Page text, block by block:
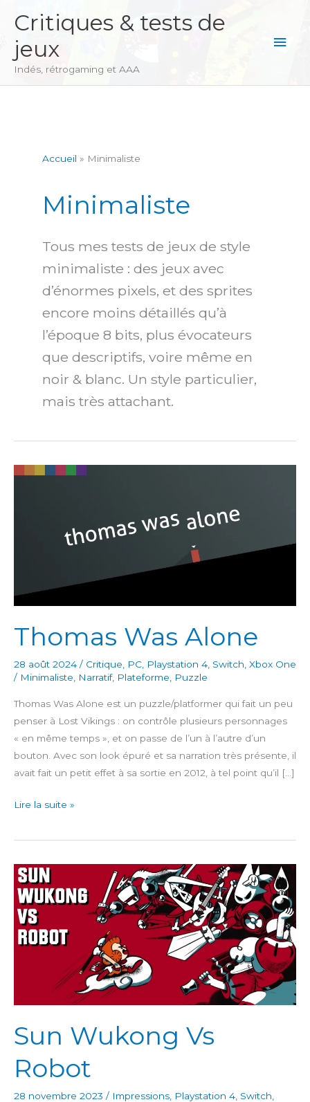
contenu
Critiques & tests de
jeux
Indés, rétrogaming et AAA
Accueil Minimaliste
Minimaliste
Tous mes tests de jeux de style
minimaliste : des jeux avec
d’énormes pixels, et des sprites
encore moins détaillés qu’à
l’époque 8 bits, plus évocateurs
que descriptifs, voire même en
noir & blanc. Un style particulier,
mais très attachant.
Thomas Was Alone
28 août 2024 / Critique PC Playstation 4 Switch Xbox One
/ Minimaliste Narratif, Plateforme Puzzle
Thomas Was Alone est un puzzle/platformer qui fait un peu
penser à Lost Vikings : on contrôle plusieurs personnages
« en même temps », et on passe de l’un à l’autre d’un
bouton. Avec son look épuré et sa narration très présente, il
avait fait un petit effet à sa sortie en 2012, à tel point qu’il […]
Thomas
Alone
Lire la suite »
Sun Wukong Vs
Robot
28 novembre 2023 / Impressions Playstation 4 Switch